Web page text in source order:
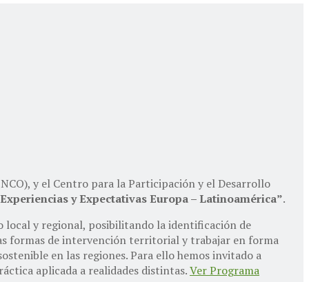
y el Centro para la Participación y el Desarrollo
y Expectativas Europa – Latinoamérica”.
local y regional, posibilitando la identificación de
formas de intervención territorial y trabajar en forma
en las regiones. Para ello hemos invitado a
aplicada a realidades distintas.Ver Programa